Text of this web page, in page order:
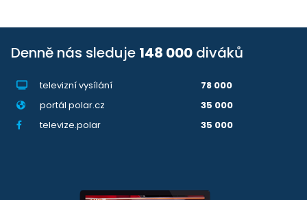
Denně nás sleduje 148 000 diváků
televizní vysílání
78 000
portál polar.cz
35 000
televize.polar
35 000